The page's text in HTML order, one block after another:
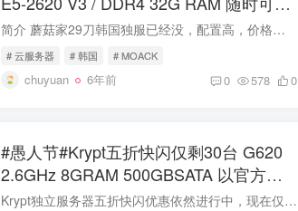
活动时间3天
简介 蘑菇家29刀韩国独服已经没，配置高，价格便宜，挺多人抢的，博主曾经去抢那么一台，但是3天都抢到，就放弃了。商家出了新活动，39.75美元，服务器没有限制，所以能随便买，当然了，如果在...
# 云服务器 # 韩国 # MOACK
chuyuan 6年前 0 578 0
#愚人节#Krypt五折快闪仅剩30台 G620
2.6GHz 8GRAM 500GBSATA 以官方为
准
Krypt独立服务器五折快闪优惠依然进行中，现在仅剩约莫30台名额！朋友们要抢要快！ 优惠时间：此时此刻至优惠码使用完毕。 优惠内容：使用优惠码，以下套餐五折！ 优惠码：FLS8PG5W2BS 优惠套餐...